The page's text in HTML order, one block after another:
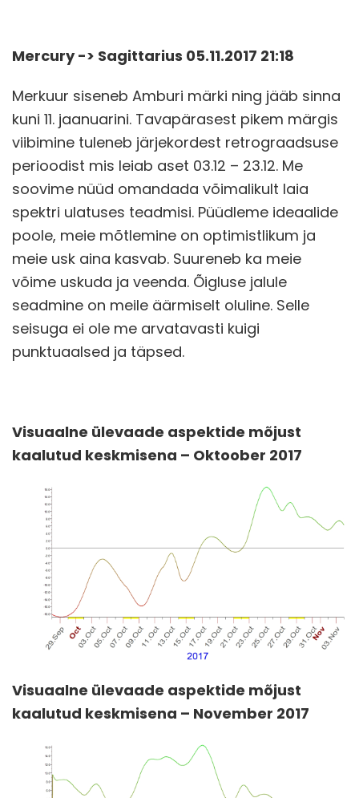
Mercury -> Sagittarius 05.11.2017 21:18
Merkuur siseneb Amburi märki ning jääb sinna
kuni 11. jaanuarini. Tavapärasest pikem märgis
viibimine tuleneb järjekordest retrograadsuse
perioodist mis leiab aset 03.12 – 23.12. Me
soovime nüüd omandada võimalikult laia
spektri ulatuses teadmisi. Püüdleme ideaalide
poole, meie mõtlemine on optimistlikum ja
meie usk aina kasvab. Suureneb ka meie
võime uskuda ja veenda. Õigluse jalule
seadmine on meile äärmiselt oluline. Selle
seisuga ei ole me arvatavasti kuigi
punktuaalsed ja täpsed.
Visuaalne ülevaade aspektide mõjust
kaalutud keskmisena – Oktoober 2017
Visuaalne ülevaade aspektide mõjust
kaalutud keskmisena – November 2017